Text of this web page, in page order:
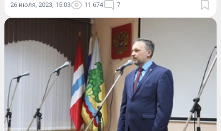
26 июля, 2023, 15:03 11 674 7